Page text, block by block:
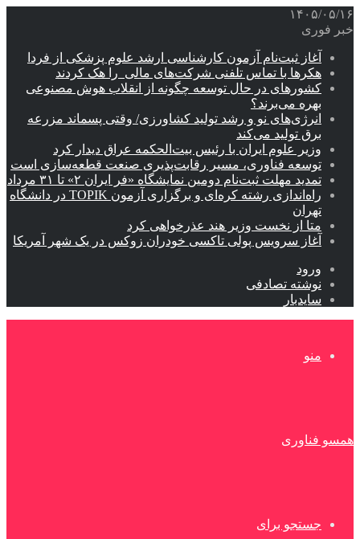
۱۴۰۵/۰۵/۱۶
خبر فوری
آغاز ثبت‌نام‌ آزمون کارشناسی ارشد علوم پزشکی از فردا
هکرها با تماس تلفنی شرکت‌های مالی را هک کردند
کشورهای در حال توسعه چگونه از انقلاب هوش مصنوعی
بهره می‌برند؟
انرژی‌های نو و رشد تولید کشاورزی/ وقتی پسماند مزرعه‌
برق تولید می‌کند
وزیر علوم ایران با رئیس بیت‌الحکمه عراق دیدار کرد
توسعه فناوری، مسیر رقابت‌پذیری صنعت قطعه‌سازی است
تمدید مهلت ثبت‌نام دومین نمایشگاه «فر ایران ۲» تا ۳۱ مرداد
راه‌اندازی رشته کره‌ای و برگزاری آزمون TOPIK در دانشگاه
تهران
متا از نخست وزیر هند عذرخواهی کرد
آغاز سرویس پولی تاکسی خودران زوکس در یک شهر آمریکا
ورود
نوشته تصادفی
سایدبار
منو
همسو فناوری
جستجو برای